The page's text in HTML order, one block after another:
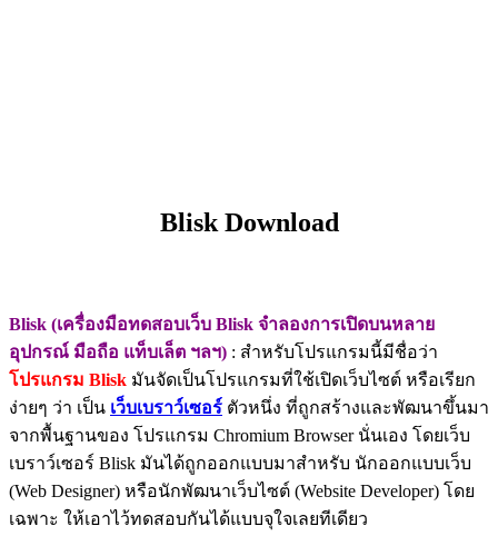
Blisk Download
Blisk (เครื่องมือทดสอบเว็บ Blisk จำลองการเปิดบนหลาย
อุปกรณ์ มือถือ แท็บเล็ต ฯลฯ) : สำหรับโปรแกรมนี้มีชื่อว่า
โปรแกรม Blisk มันจัดเป็นโปรแกรมที่ใช้เปิดเว็บไซต์ หรือเรียก
ง่ายๆ ว่า เป็น เว็บเบราว์เซอร์ ตัวหนึ่ง ที่ถูกสร้างและพัฒนาขึ้นมา
จากพื้นฐานของ โปรแกรม Chromium Browser นั่นเอง โดยเว็บ
เบราว์เซอร์ Blisk มันได้ถูกออกแบบมาสำหรับ นักออกแบบเว็บ
(Web Designer) หรือนักพัฒนาเว็บไซต์ (Website Developer) โดย
เฉพาะ ให้เอาไว้ทดสอบกันได้แบบจุใจเลยทีเดียว